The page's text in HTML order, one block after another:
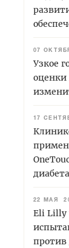
07
Узкое
оценки
17
диабета
22 МАЯ
Eli Lilly
против